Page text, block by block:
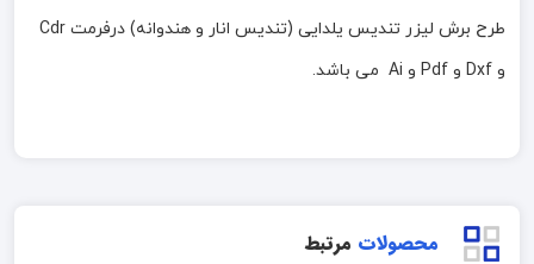
طرح برش لیزر تندیس یلدایی (تندیس انار و هندوانه) درفرمت Cdr
و Dxf و Pdf و Ai می باشد.
محصولات مرتبط